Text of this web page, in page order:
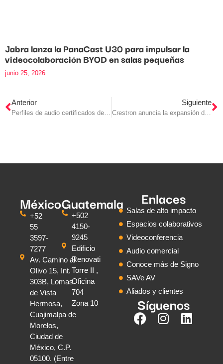
Jabra lanza la PanaCast U30 para impulsar la
videocolaboración BYOD en salas pequeñas
junio 25, 2026
Anterior Siguiente
Crestron anuncia la expansión de su cartera de audio con Origin Acoustics
México
+52
55
3597-
7277
Av. Camino al
Olivo 15, Int.
303B, Lomas
de Vista
Hermosa,
Cuajimalpa de
Morelos,
Ciudad de
México, C.P.
05100. (Entre
Guatemala
+502
4150-
9245
Edificio
Renovati
Torre II ,
Oficina
704
Zona 10
Enlaces
Salas de alto impacto
Espacios colaborativos
Videoconferencia
Audio comercial
Conoce más de Signo
SAVe AV
Aliados y clientes
Síguenos